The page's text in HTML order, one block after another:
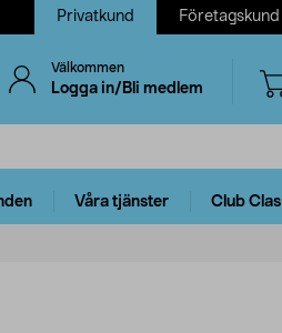
Privatkund Företagskund
Välkommen
Logga in/Bli medlem
Våra tjänster Club Clas